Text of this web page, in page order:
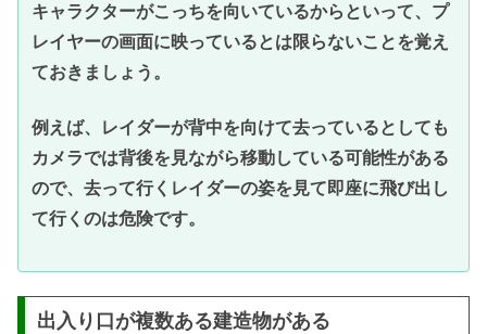
キャラクターがこっちを向いているからといって、プ
レイヤーの画面に映っているとは限らないことを覚え
ておきましょう。
例えば、レイダーが背中を向けて去っているとしても
カメラでは背後を見ながら移動している可能性がある
ので、去って行くレイダーの姿を見て即座に飛び出し
て行くのは危険です。
出入り口が複数ある建造物がある